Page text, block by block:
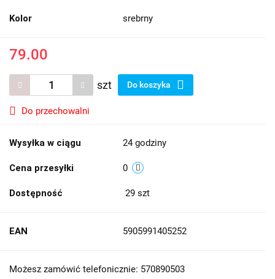
Kolor srebrny
79.00
szt Do koszyka
Do przechowalni
Wysyłka w ciągu 24 godziny
Cena przesyłki 0
Dostępność 29 szt
EAN 5905991405252
Możesz zamówić telefonicznie: 570890503